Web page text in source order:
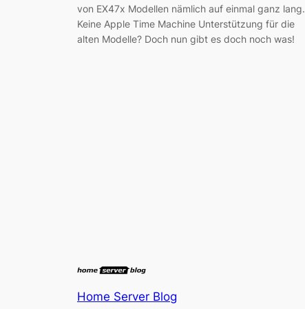
von EX47x Modellen nämlich auf einmal ganz lang.
Keine Apple Time Machine Unterstützung für die
alten Modelle? Doch nun gibt es doch noch was!
Home Server Blog